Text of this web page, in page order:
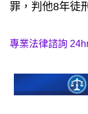
罪，判他8年徒
專業法律諮詢